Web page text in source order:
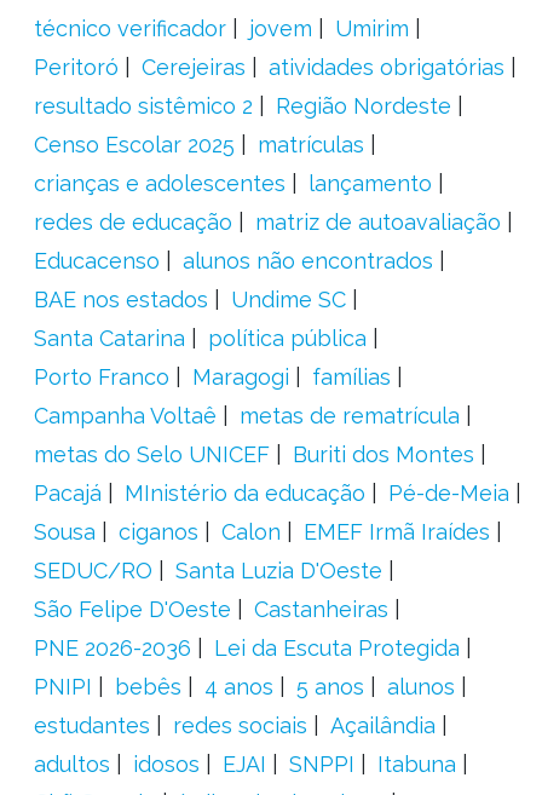
técnico verificador
jovem
Umirim
Peritoró
Cerejeiras
atividades obrigatórias
resultado sistêmico 2
Região Nordeste
Censo Escolar 2025
matrículas
crianças e adolescentes
lançamento
redes de educação
matriz de autoavaliação
Educacenso
alunos não encontrados
BAE nos estados
Undime SC
Santa Catarina
política pública
Porto Franco
Maragogi
famílias
Campanha Voltaê
metas de rematrícula
metas do Selo UNICEF
Buriti dos Montes
Pacajá
MInistério da educação
Pé-de-Meia
Sousa
ciganos Calon
EMEF Irmã Iraídes
SEDUC/RO
Santa Luzia D'Oeste
São Felipe D'Oeste
Castanheiras
PNE 2026-2036
Lei da Escuta Protegida
PNIPI
bebês 4 anos 5 anos
alunos
estudantes
redes sociais
Açailândia
adultos
idosos EJAI SNPPI
Itabuna